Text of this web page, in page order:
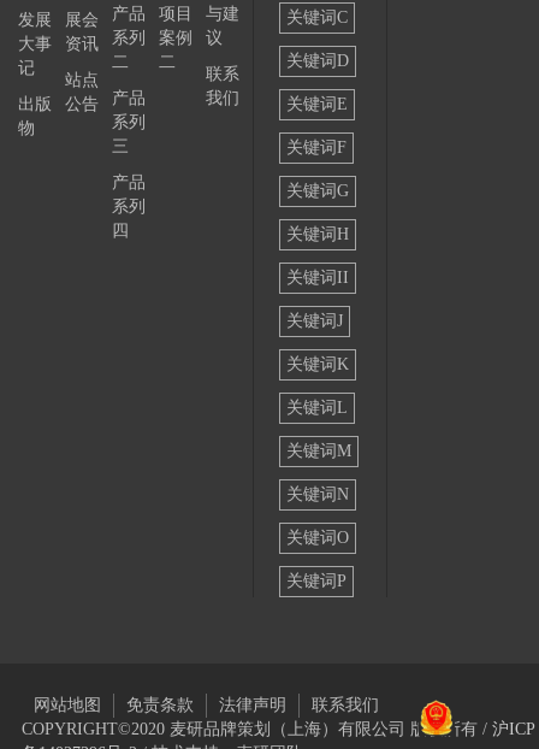
发展
大事
记
出版
物
展会
资讯
站点
公告
产品
系列
二
产品
系列
三
产品
系列
四
项目
案例
二
与建
议
联系
我们
关键词C
关键词D
关键词E
关键词F
关键词G
关键词H
关键词II
关键词J
关键词K
关键词L
关键词M
关键词N
关键词O
关键词P
网站地图 免责条款 法律声明
联系我们
COPYRIGHT©2020 麦研品牌策划（上海）有限公司 版权所有 / 沪ICP